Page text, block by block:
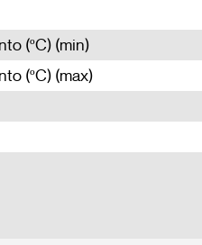
(ºC) (min)
(ºC) (max)